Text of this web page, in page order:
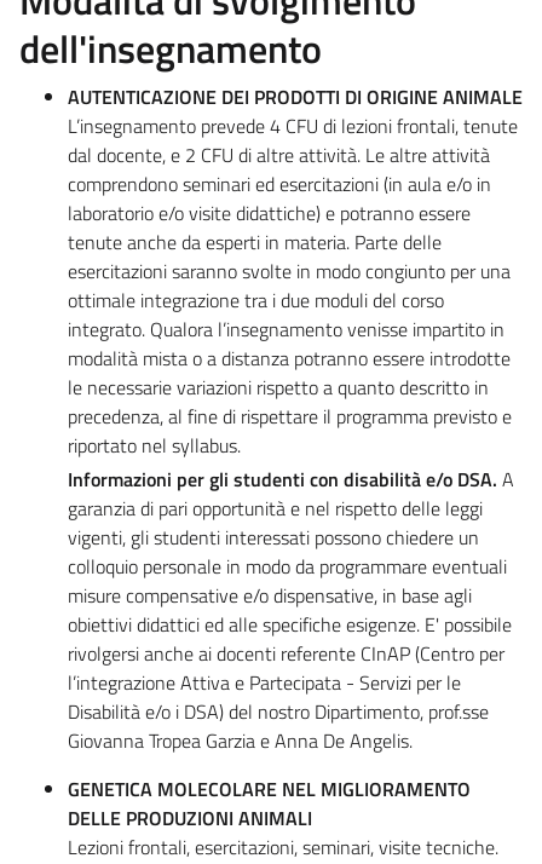
dell'insegnamento
AUTENTICAZIONE DEI PRODOTTI DI ORIGINE ANIMALE
L’insegnamento prevede 4 CFU di lezioni frontali, tenute
dal docente, e 2 CFU di altre attività. Le altre attività
comprendono seminari ed esercitazioni (in aula e/o in
laboratorio e/o visite didattiche) e potranno essere
tenute anche da esperti in materia. Parte delle
esercitazioni saranno svolte in modo congiunto per una
ottimale integrazione tra i due moduli del corso
integrato. Qualora l’insegnamento venisse impartito in
modalità mista o a distanza potranno essere introdotte
le necessarie variazioni rispetto a quanto descritto in
precedenza, al fine di rispettare il programma previsto e
riportato nel syllabus.
Informazioni per gli studenti con disabilità e/o DSA. A
garanzia di pari opportunità e nel rispetto delle leggi
vigenti, gli studenti interessati possono chiedere un
colloquio personale in modo da programmare eventuali
misure compensative e/o dispensative, in base agli
obiettivi didattici ed alle specifiche esigenze. E' possibile
rivolgersi anche ai docenti referente CInAP (Centro per
l’integrazione Attiva e Partecipata - Servizi per le
Disabilità e/o i DSA) del nostro Dipartimento, prof.sse
Giovanna Tropea Garzia e Anna De Angelis.
GENETICA MOLECOLARE NEL MIGLIORAMENTO
DELLE PRODUZIONI ANIMALI
Lezioni frontali, esercitazioni, seminari, visite tecniche.